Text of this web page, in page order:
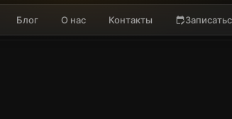
Блог О нас Контакты edit_calendar